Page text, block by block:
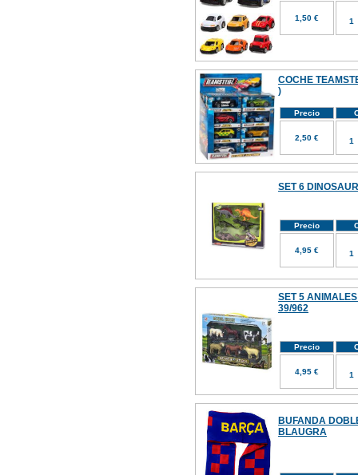
1,50 €
COCHE
)
Precio
2,50 €
SET 6
Precio
4,95 €
SET 5
39/962
Precio
4,95 €
BUFANDA
BLAUGRA